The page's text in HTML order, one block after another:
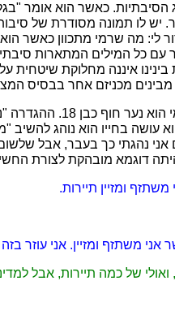
הסיבתיות. כאשר הוא אומר
יש לו תמונה מסודרת של
לי: מה שרמי מתכוון כאשר
עם כל המילים המתארות
איננה מחלוקת שיטחית
מבינים מכניזם אחר בבסיס
זה המקום לספר קצת על
בחייו הוא נוהג להשיב
אני נהגתי כך בעבר, אבל
דוגמא מובהקת לצורת
ומזיין תיירות.
משתזף ומזיין. אני עוזר
של כמה תיירות, אבל